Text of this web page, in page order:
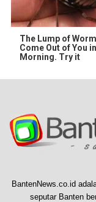
The Lump of
Come Out of You
Morning. Try it
BantenNews.co.id
seputar Banten